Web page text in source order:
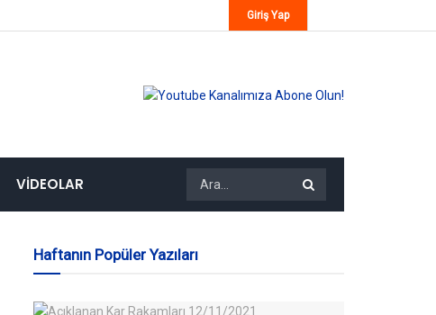
Giriş Yap
VIDEOLAR
Haftanın Popüler Yazıları